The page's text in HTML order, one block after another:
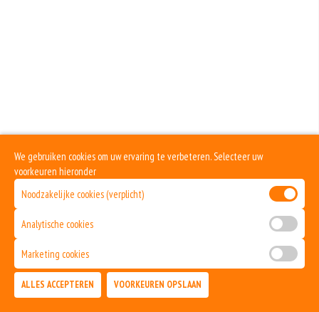
We gebruiken cookies om uw ervaring te verbeteren. Selecteer uw
voorkeuren hieronder
Noodzakelijke cookies (verplicht)
Analytische cookies
Marketing cookies
ALLES ACCEPTEREN VOORKEUREN OPSLAAN